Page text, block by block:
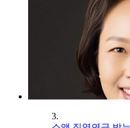
3.